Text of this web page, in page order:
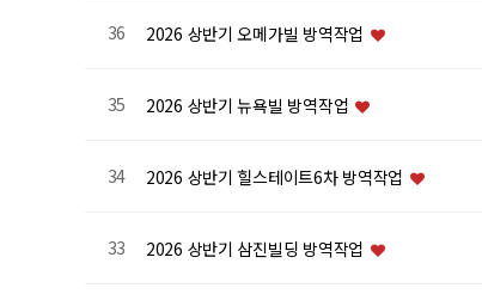
36 2026 상반기 오메가빌 방역작업
35 2026 상반기 뉴욕빌 방역작업
34 2026 상반기 힐스테이트6차 방역작업
33 2026 상반기 삼진빌딩 방역작업